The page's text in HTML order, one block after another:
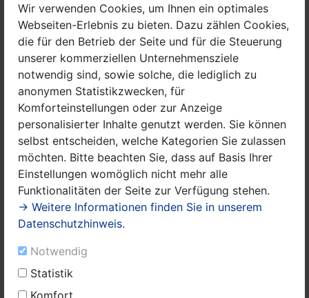
Wir verwenden Cookies, um Ihnen ein optimales
Webseiten-Erlebnis zu bieten. Dazu zählen Cookies,
die für den Betrieb der Seite und für die Steuerung
unserer kommerziellen Unternehmensziele
notwendig sind, sowie solche, die lediglich zu
anonymen Statistikzwecken, für
Komforteinstellungen oder zur Anzeige
personalisierter Inhalte genutzt werden. Sie können
selbst entscheiden, welche Kategorien Sie zulassen
möchten. Bitte beachten Sie, dass auf Basis Ihrer
Einstellungen womöglich nicht mehr alle
Funktionalitäten der Seite zur Verfügung stehen.
→ Weitere Informationen finden Sie in unserem
Datenschutzhinweis.
Notwendig
Statistik
Komfort
Jugendclub Markee
Neuhofer Landweg 15
14641 Nauen OT Markee
Tel.: 03321 4600188
E-Mail: jugendclub@markee.de
Homepage: https://www.facebook.com/Markee.de/
Öffnungszeiten
Freitag: 16:00 - 19:00 Uhr
…Entspannen, Quatschen, Billard, Playstation,
Tischkicker, Filmeabend.